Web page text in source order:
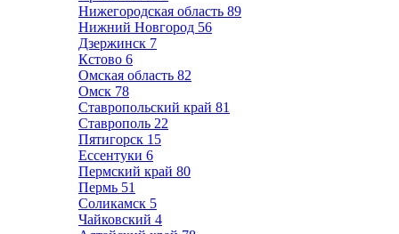
Нижегородская область 89
Нижний Новгород 56
Дзержинск 7
Кстово 6
Омская область 82
Омск 78
Ставропольский край 81
Ставрополь 22
Пятигорск 15
Ессентуки 6
Пермский край 80
Пермь 51
Соликамск 5
Чайковский 4